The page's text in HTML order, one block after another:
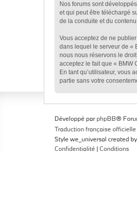
Nos forums sont
et qui peut être téléchargé
de la conduite et du
Vous acceptez de ne
dans lequel le serveur de «
nous nous réservons le
acceptez le fait que « BMW
En tant qu’utilisateur, vous
partie sans votre
Développé parphpBB®
Traduction française officielle
Style we_universal created by
Confidentialité | Conditions